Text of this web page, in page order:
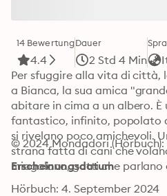
14 Bewertung
4.4
Dauer
2 Std 4 Min
Per sfuggire alla vita di città,
a Bianca, la sua amica
abitare in cima a un albero. È
fantastico, infinito, popolato
si rivelano poco amichevoli.
strana fatta di cani che
miagolano, gatti che parlano
© 2024 Mondadori (Hörbuch):
Erscheinungsdatum
Hörbuch: 4. September 2024